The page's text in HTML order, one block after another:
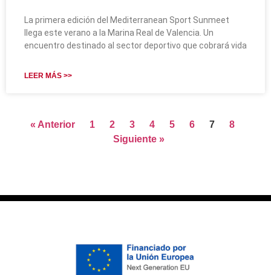
La primera edición del Mediterranean Sport Sunmeet
llega este verano a la Marina Real de Valencia. Un
encuentro destinado al sector deportivo que cobrará vida
LEER MÁS >>
« Anterior 1 2 3 4 5 6 7
8
Siguiente »